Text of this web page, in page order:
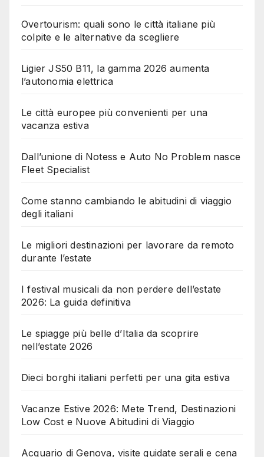
Overtourism: quali sono le città italiane più
colpite e le alternative da scegliere
Ligier JS50 B11, la gamma 2026 aumenta
l’autonomia elettrica
Le città europee più convenienti per una
vacanza estiva
Dall’unione di Notess e Auto No Problem nasce
Fleet Specialist
Come stanno cambiando le abitudini di viaggio
degli italiani
Le migliori destinazioni per lavorare da remoto
durante l’estate
I festival musicali da non perdere dell’estate
2026: La guida definitiva
Le spiagge più belle d’Italia da scoprire
nell’estate 2026
Dieci borghi italiani perfetti per una gita estiva
Vacanze Estive 2026: Mete Trend, Destinazioni
Low Cost e Nuove Abitudini di Viaggio
Acquario di Genova, visite guidate serali e cena